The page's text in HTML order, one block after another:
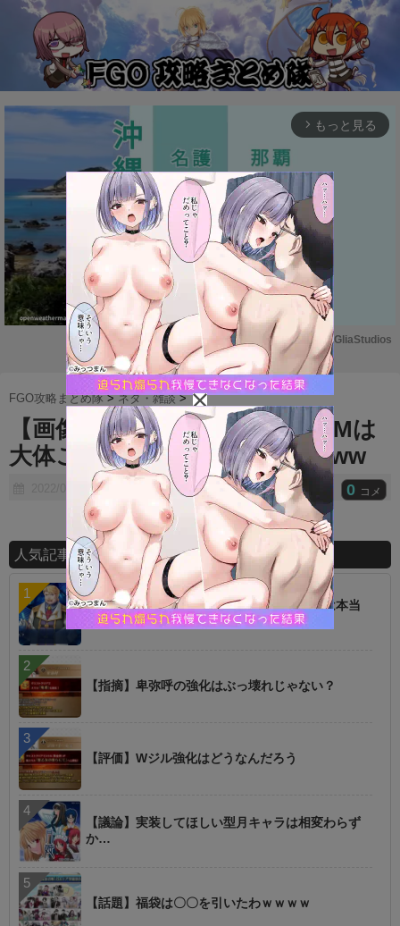
arrow_forward_ios もっと見る
M
u
t
Powered by GliaStudios
FGO攻略まとめ隊 >ネタ・雑談 >
【画像】マスターの脳内SECOMは
大体こんなイメージwwwwwwww
2022/05/08 0 コメ
人気記事ランキング
【話題】低レアを育てた方が強いというのは本当
に罠
【指摘】卑弥呼の強化はぶっ壊れじゃない？
【評価】Wジル強化はどうなんだろう
【議論】実装してほしい型月キャラは相変わらず
か…
【話題】福袋は〇〇を引いたわｗｗｗｗ